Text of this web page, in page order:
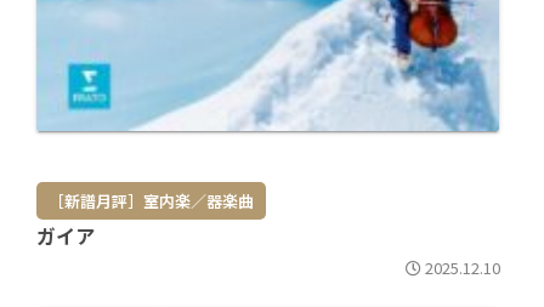
［新譜月評］室内楽／器楽曲
ガイア
2025.12.10